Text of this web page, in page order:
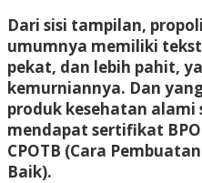
Dari sisi tampilan,
umumnya memiliki
pekat, dan lebih pahit,
kemurniannya. Dan
produk kesehatan alami
mendapat sertifikat
CPOTB (Cara
Baik).